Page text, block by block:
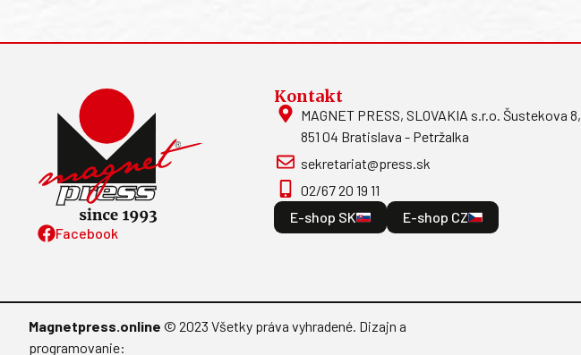
Facebook
Kontakt
MAGNET PRESS, SLOVAKIA s.r.o. Šustekova 8,
851 04 Bratislava - Petržalka
sekretariat@press.sk
02/67 20 19 11
E-shop SK
E-shop CZ
Magnetpress.online © 2023 Všetky práva vyhradené. Dizajn a
programovanie: